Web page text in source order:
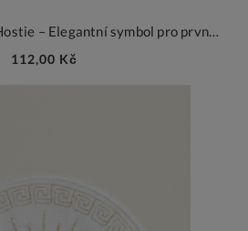
Stříbrná nášivka IHS Hostie – Elegantní symbol pro první svaté přijímání 7 cm
112,00 Kč